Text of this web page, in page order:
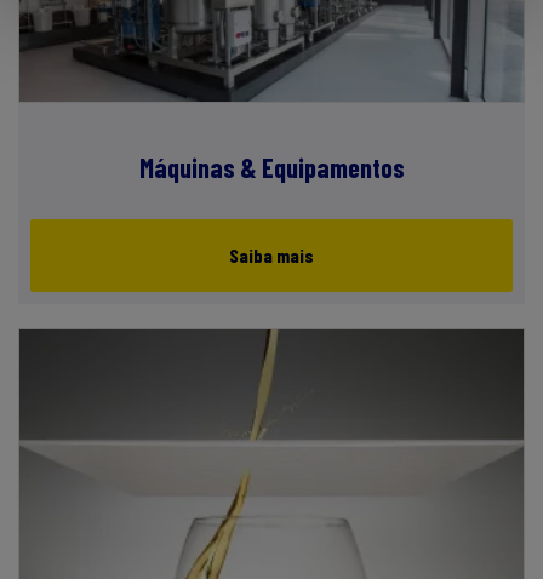
Máquinas & Equipamentos
Saiba mais